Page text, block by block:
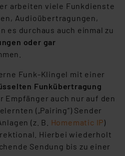
arbeiten viele Funkdienste
Audioübertragungen,
es durchaus auch einmal zu
oder gar
Funk-Klingel mit einer
Funkübertragung
Empfänger auch nur auf den
(„Pairing”) Sender
(z. B. Homematic IP)
Hierbei wiederholt
Sendung bis zu einer